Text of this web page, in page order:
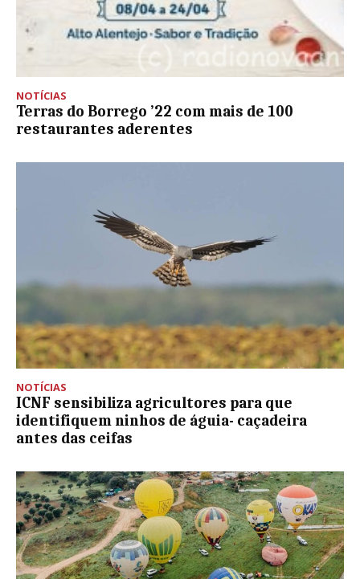
NOTÍCIAS
Terras do Borrego ’22 com mais de 100
restaurantes aderentes
NOTÍCIAS
ICNF sensibiliza agricultores para que
identifiquem ninhos de águia- caçadeira
antes das ceifas